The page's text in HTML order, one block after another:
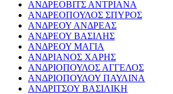
ΑΝΔΡΕΟΒΙΤΣ ΑΝΤΡΙΑΝΑ
ΑΝΔΡΕΟΠΟΥΛΟΣ ΣΠΥΡΟΣ
ΑΝΔΡΕΟΥ ΑΝΔΡΕΑΣ
ΑΝΔΡΕΟΥ ΒΑΣΙΛΗΣ
ΑΝΔΡΕΟΥ ΜΑΓΙΑ
ΑΝΔΡΙΑΝΟΣ ΧΑΡΗΣ
ΑΝΔΡΙΟΠΟΥΛΟΣ ΑΓΓΕΛΟΣ
ΑΝΔΡΙΟΠΟΥΛΟΥ ΠΑΥΛΙΝΑ
ΑΝΔΡΙΤΣΟΥ ΒΑΣΙΛΙΚΗ